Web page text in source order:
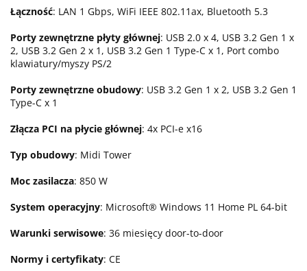
Łączność: LAN 1 Gbps, WiFi IEEE 802.11ax, Bluetooth 5.3
Porty zewnętrzne płyty głównej: USB 2.0 x 4, USB 3.2 Gen 1 x
2, USB 3.2 Gen 2 x 1, USB 3.2 Gen 1 Type-C x 1, Port combo
klawiatury/myszy PS/2
Porty zewnętrzne obudowy: USB 3.2 Gen 1 x 2, USB 3.2 Gen 1
Type-C x 1
Złącza PCI na płycie głównej: 4x PCI-e x16
Typ obudowy: Midi Tower
Moc zasilacza: 850 W
System operacyjny: Microsoft® Windows 11 Home PL 64-bit
Warunki serwisowe: 36 miesięcy door-to-door
Normy i certyfikaty: CE